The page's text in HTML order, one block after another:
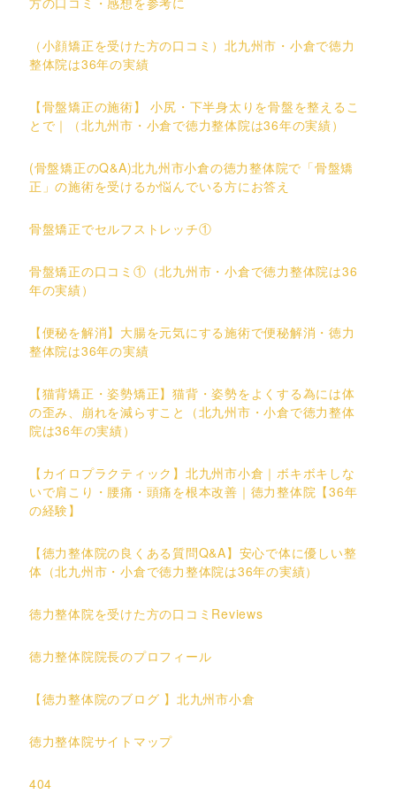
（小顔矯正を受けた方の口コミ）北九州市・小倉で徳力
整体院は36年の実績
【骨盤矯正の施術】 小尻・下半身太りを骨盤を整えるこ
とで｜（北九州市・小倉で徳力整体院は36年の実績）
(骨盤矯正のQ&A)北九州市小倉の徳力整体院で「骨盤矯
正」の施術を受けるか悩んでいる方にお答え
骨盤矯正でセルフストレッチ①
骨盤矯正の口コミ①（北九州市・小倉で徳力整体院は36
年の実績）
【便秘を解消】大腸を元気にする施術で便秘解消・徳力
整体院は36年の実績
【猫背矯正・姿勢矯正】猫背・姿勢をよくする為には体
の歪み、崩れを減らすこと（北九州市・小倉で徳力整体
院は36年の実績）
【カイロプラクティック】北九州市小倉｜ボキボキしな
いで肩こり・腰痛・頭痛を根本改善｜徳力整体院【36年
の経験】
【徳力整体院の良くある質問Q&A】安心で体に優しい整
体（北九州市・小倉で徳力整体院は36年の実績）
徳力整体院を受けた方の口コミReviews
徳力整体院院長のプロフィール
【徳力整体院のブログ 】北九州市小倉
徳力整体院サイトマップ
404